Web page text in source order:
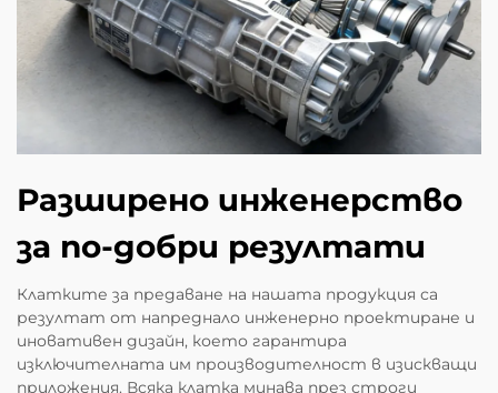
Разширено инженерство
за по-добри резултати
Клатките за предаване на нашата продукция са
резултат от напреднало инженерно проектиране и
иновативен дизайн, което гарантира
изключителната им производителност в изискващи
приложения. Всяка клатка минава през строги